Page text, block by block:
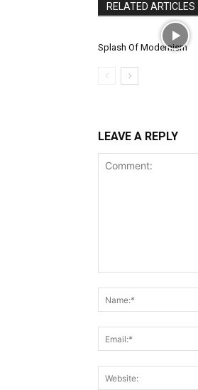
RELATED ARTICLES
Splash Of Modernism
LEAVE A REPLY